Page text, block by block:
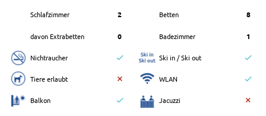
Schlafzimmer 2 Betten 8
davon Extrabetten 0 Badezimmer 1
Nichtraucher Ski in / Ski out
Tiere erlaubt WLAN
Balkon Jacuzzi